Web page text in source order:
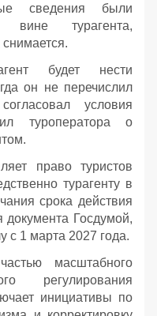
сведения были
турагента,
снимается.
будет нести
он не перечислил
условия
туроператора о
право туристов
турагенту в
срока действия
документа Госдумой,
с 1 марта 2027 года.
масштабного
регулирования
инициативы по